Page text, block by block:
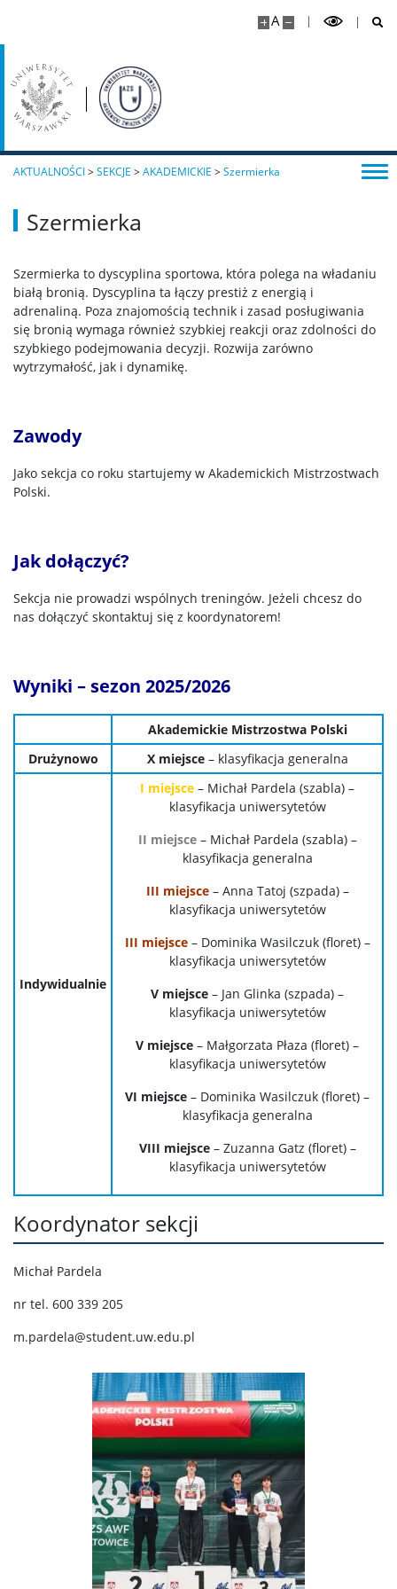
A
AKTUALNOŚCI>SEKCJE >AKADEMICKIE >Szermierka
Szermierka
Szermierka to dyscyplina sportowa, która polega na władaniu
białą bronią. Dyscyplina ta łączy prestiż z energią i
adrenaliną. Poza znajomością technik i zasad posługiwania
się bronią wymaga również szybkiej reakcji oraz zdolności do
szybkiego podejmowania decyzji. Rozwija zarówno
wytrzymałość, jak i dynamikę.
Zawody
Jako sekcja co roku startujemy w Akademickich Mistrzostwach
Polski.
Jak dołączyć?
Sekcja nie prowadzi wspólnych treningów. Jeżeli chcesz do
nas dołączyć skontaktuj się z koordynatorem!
Wyniki – sezon 2025/2026
Akademickie Mistrzostwa Polski
Drużynowo
X miejsce– klasyfikacja generalna
Indywidualnie
I miejsce – Michał Pardela (szabla) –
klasyfikacja uniwersytetów
II miejsce– Michał Pardela (szabla) –
klasyfikacja generalna
III miejsce– Anna Tatoj (szpada) –
klasyfikacja uniwersytetów
III miejsce – Dominika Wasilczuk (floret) –
klasyfikacja uniwersytetów
V miejsce – Jan Glinka (szpada) –
klasyfikacja uniwersytetów
V miejsce – Małgorzata Płaza (floret) –
klasyfikacja uniwersytetów
VI miejsce – Dominika Wasilczuk (floret) –
klasyfikacja generalna
VIII miejsce– Zuzanna Gatz (floret) –
klasyfikacja uniwersytetów
Koordynator sekcji
Michał Pardela
nr tel. 600 339 205
m.pardela@student.uw.edu.pl